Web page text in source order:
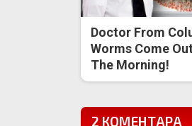
Doctor From
Worms Come
The Morning!
2 КОМЕНТАРА